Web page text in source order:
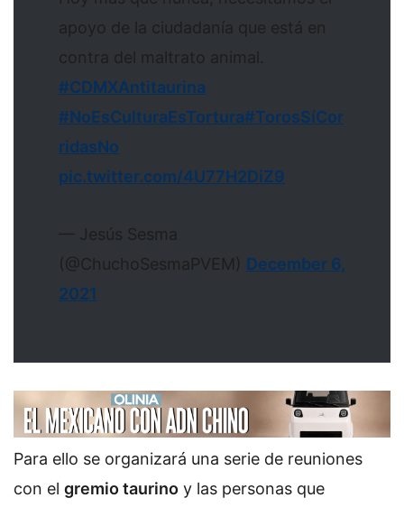
apoyo de la ciudadanía que está en
contra del maltrato animal.
#CDMXAntitaurina
#NoEsCulturaEsTortura#TorosSíCor
ridasNo
pic.twitter.com/4U77H2DiZ9
— Jesús Sesma
(@ChuchoSesmaPVEM) December 6,
2021
Para ello se organizará una serie de reuniones
con el gremio taurino y las personas que